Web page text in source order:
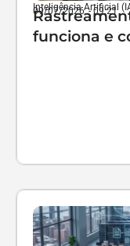
Inteligência Artificial
09/07/2026 - 09:21
funciona e